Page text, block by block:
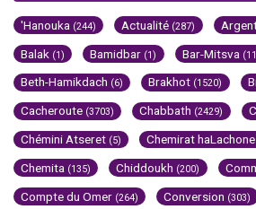
'Hanouka (244) Actualité (287)
Balak (1) Bamidbar (1) Bar-Mitsva
Beth-Hamikdach (6) Brakhot (1520)
Cacheroute (3703) Chabbath (2429)
Chémini Atseret (5) Chemirat haLachone
Chemita (135) Chiddoukh (200)
Compte du Omer (264) Conversion (303)